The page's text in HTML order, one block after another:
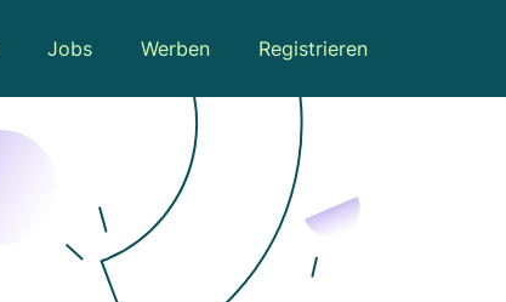
Jobs Werben Registrieren